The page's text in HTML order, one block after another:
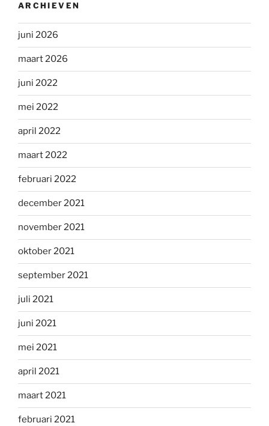
ARCHIEVEN
juni 2026
maart 2026
juni 2022
mei 2022
april 2022
maart 2022
februari 2022
december 2021
november 2021
oktober 2021
september 2021
juli 2021
juni 2021
mei 2021
april 2021
maart 2021
februari 2021